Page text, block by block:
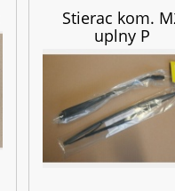
Stierac kom.
uplny P